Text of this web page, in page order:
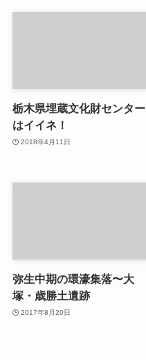
栃木県埋蔵文化財センター
はイイネ！
2018年4月11日
弥生中期の環濠集落〜大
塚・歳勝土遺跡
2017年8月20日